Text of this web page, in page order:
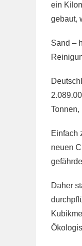
ein
gebaut,
Sand –
Einfach
neuen
Daher